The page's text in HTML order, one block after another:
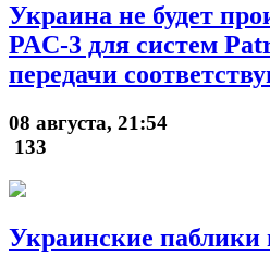
Украина не будет
PAC-3 для систем
передачи
08 августа, 21:54
133
Украинские паблики